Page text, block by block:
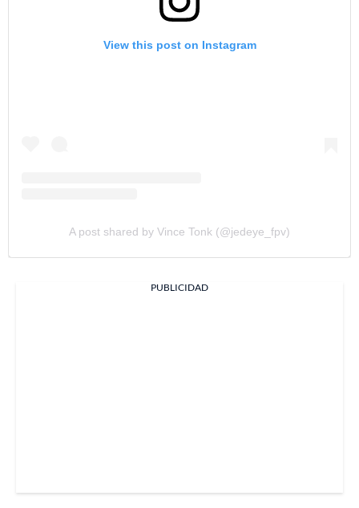
View this post on Instagram
A post shared by Vince Tonk (@jedeye_fpv)
PUBLICIDAD